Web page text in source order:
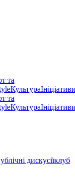
та
Культура
та
Культура
дискусіїклуб